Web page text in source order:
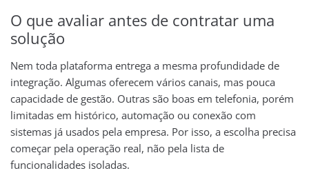
O que avaliar antes de contratar uma
solução
Nem toda plataforma entrega a mesma profundidade de
integração. Algumas oferecem vários canais, mas pouca
capacidade de gestão. Outras são boas em telefonia, porém
limitadas em histórico, automação ou conexão com
sistemas já usados pela empresa. Por isso, a escolha precisa
começar pela operação real, não pela lista de
funcionalidades isoladas.